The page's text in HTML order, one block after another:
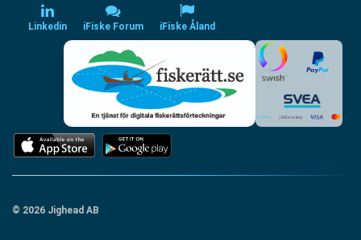
Linkedin iFiske Forum iFiske Åland
© 2026 Jighead AB